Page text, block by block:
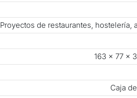
Proyectos de restaurantes,
163 × 77 ×
Caja